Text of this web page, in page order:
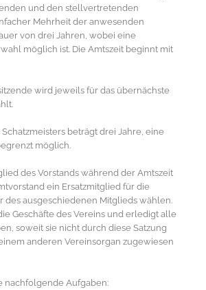
und den stellvertretenden
Mehrheit der anwesenden
von drei Jahren, wobei eine
möglich ist. Die Amtszeit beginnt mit
wird jeweils für das übernächste
Schatzmeisters beträgt drei Jahre, eine
möglich.
des Vorstands während der Amtszeit
ein Ersatzmitglied für die
des ausgeschiedenen Mitglieds wählen.
Geschäfte des Vereins und erledigt alle
soweit sie nicht durch diese Satzung
anderen Vereinsorgan zugewiesen
nachfolgende Aufgaben: